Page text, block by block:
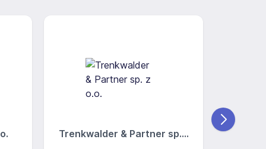
Trenkwalder & Partner sp....